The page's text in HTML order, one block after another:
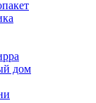
дом